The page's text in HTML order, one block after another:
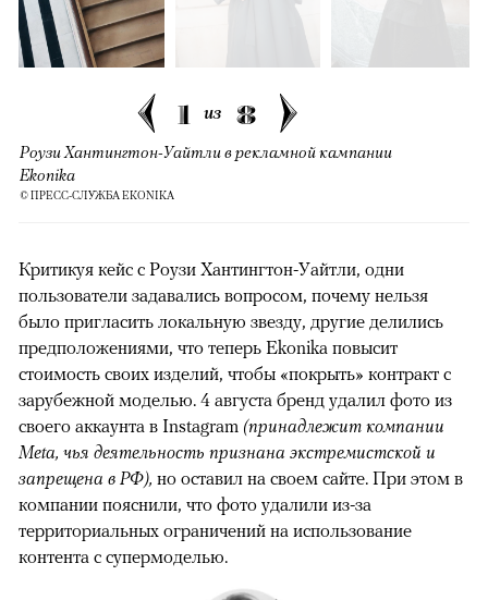
1 из 8
Роузи Хантингтон-Уайтли в рекламной кампании
Ekonika
© ПРЕСС-СЛУЖБА EKONIKA
Критикуя кейс с Роузи Хантингтон-Уайтли, одни
пользователи задавались вопросом, почему нельзя
было пригласить локальную звезду, другие делились
предположениями, что теперь Ekonika повысит
стоимость своих изделий, чтобы «покрыть» контракт с
зарубежной моделью. 4 августа бренд удалил фото из
своего аккаунта в Instagram (принадлежит компании
Meta, чья деятельность признана экстремистской и
запрещена в РФ), но оставил на своем сайте. При этом в
компании пояснили, что фото удалили из-за
территориальных ограничений на использование
контента с супермоделью.